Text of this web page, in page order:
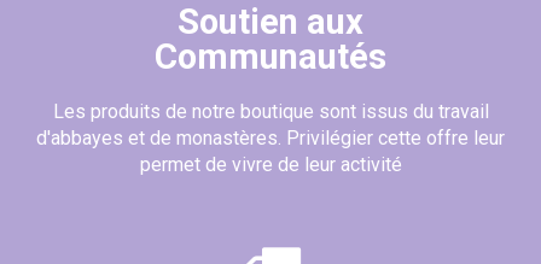
Soutien aux
Communautés
Les produits de notre boutique sont issus du travail
d'abbayes et de monastères. Privilégier cette offre leur
permet de vivre de leur activité